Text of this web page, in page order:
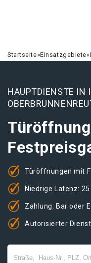
Startseite»Einsatzgebiete»
HAUPTDIENSTE IN
Türöffnungen mit
Niedrige Latenz:
Zahlung: Bar oder
Autorisierter